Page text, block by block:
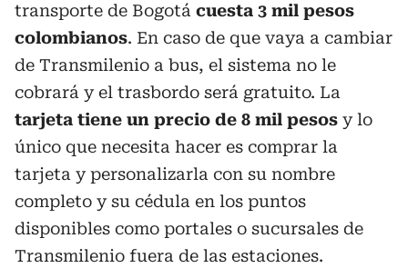
transporte de Bogotá cuesta 3 mil pesos
colombianos. En caso de que vaya a cambiar
de Transmilenio a bus, el sistema no le
cobrará y el trasbordo será gratuito. La
tarjeta tiene un precio de 8 mil pesos y lo
único que necesita hacer es comprar la
tarjeta y personalizarla con su nombre
completo y su cédula en los puntos
disponibles como portales o sucursales de
Transmilenio fuera de las estaciones.